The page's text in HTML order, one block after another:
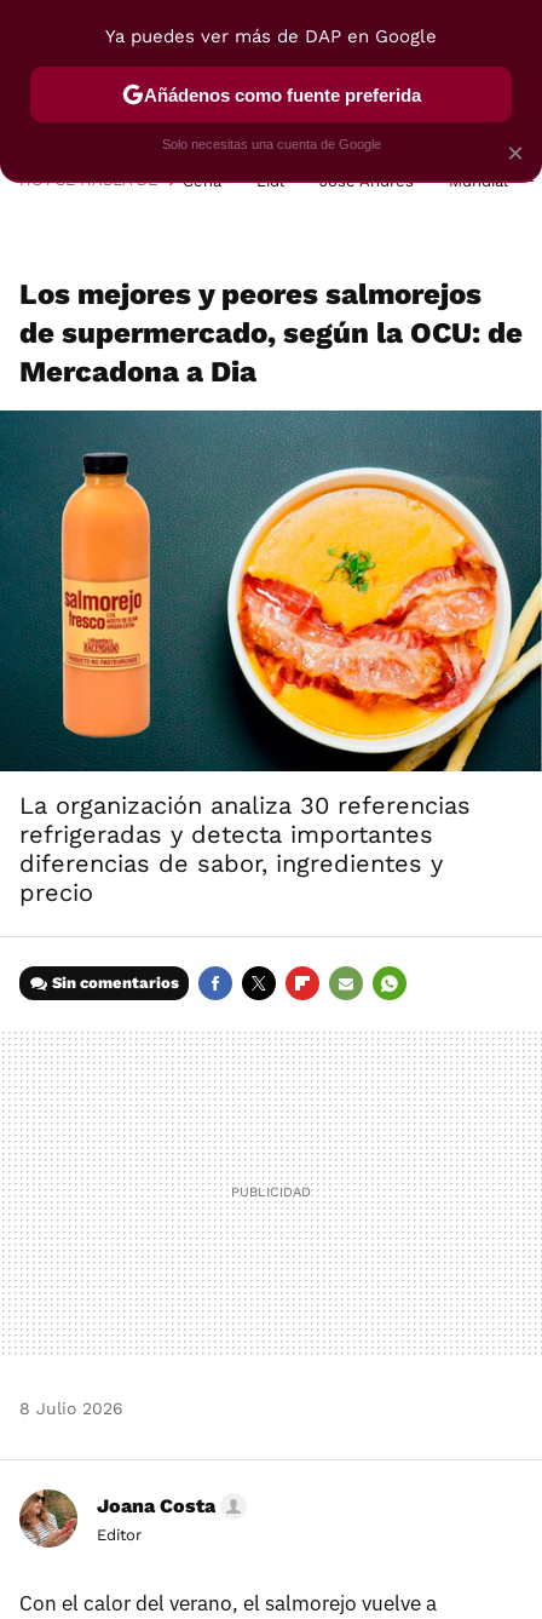
POSTRES VIAJES SELECCIÓN VEGUI
HOY SE HABLA DE Cena Lidl José Andrés Mundial
Los mejores y peores salmorejos
de supermercado, según la OCU: de
Mercadona a Dia
La organización analiza 30 referencias
refrigeradas y detecta importantes
diferencias de sabor, ingredientes y
precio
Sin comentarios
MAIL
8 Julio 2026
Joana Costa
Editor
Con el calor del verano, el salmorejo vuelve a
×
Ya puedes ver más de DAP en Google
Añádenos como fuente preferida
Solo necesitas una cuenta de Google